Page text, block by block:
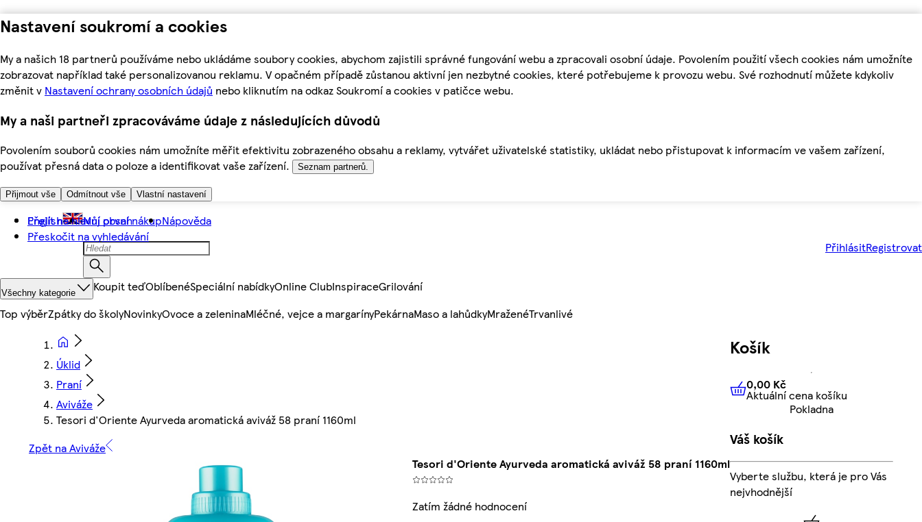
Nastavení soukromí a cookies
My a našich 18 partnerů používáme nebo ukládáme soubory cookies, abychom zajistili správné fungování webu a zpracovali osobní údaje. Povolením použití všech cookies nám umožníte
zobrazovat například také personalizovanou reklamu. V opačném případě zůstanou aktivní jen nezbytné cookies, které potřebujeme k provozu webu. Své rozhodnutí můžete kdykoliv
změnit v Nastavení ochrany osobních údajů nebo kliknutím na odkaz Soukromí a cookies v patičce webu.
My a naši partneři zpracováváme údaje z následujících důvodů
Povolením souborů cookies nám umožníte měřit efektivitu zobrazeného obsahu a reklamy, vytvářet uživatelské statistiky, ukládat nebo přistupovat k informacím ve vašem zařízení,
používat přesná data o poloze a identifikovat vaše zařízení.
Seznam partnerů.
Přijmout vše Odmítnout vše Vlastní nastavení
Přejít na hlavní obsah
Přeskočit na vyhledávání
English Můj první nákupNápověda
PřihlásitRegistrovat
Všechny kategorie Koupit teďOblíbenéSpeciální nabídkyOnline ClubInspiraceGrilování
Top výběrZpátky do školyNovinkyOvoce a zeleninaMléčné, vejce a margarínyPekárnaMaso a lahůdkyMraženéTrvanlivé
Úklid
Praní
Aviváže
Tesori d'Oriente Ayurveda aromatická aviváž 58 praní 1160ml
Zpět na Aviváže
Tesori d'Oriente Ayurveda aromatická aviváž 58 praní 1160ml
Zatím žádné hodnocení
Košík
0,00 KčAktuální cena košíku
0,00 Kč
Aktuální cena košíku
Pokladna
Váš košík
Vyberte službu, která je pro Vás
nejvhodnější